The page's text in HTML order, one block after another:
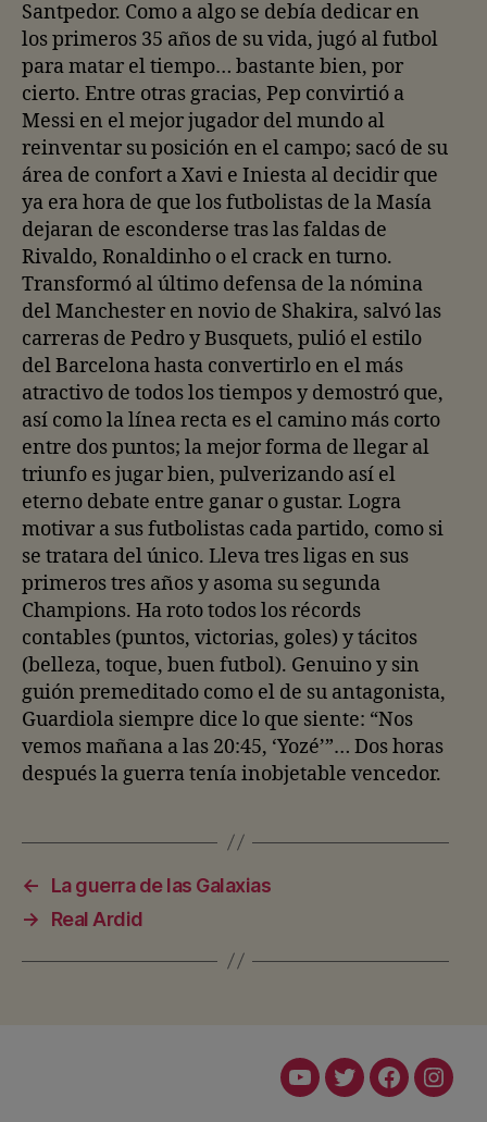
Santpedor. Como a algo se debía dedicar en
los primeros 35 años de su vida, jugó al futbol
para matar el tiempo… bastante bien, por
cierto. Entre otras gracias, Pep convirtió a
Messi en el mejor jugador del mundo al
reinventar su posición en el campo; sacó de su
área de confort a Xavi e Iniesta al decidir que
ya era hora de que los futbolistas de la Masía
dejaran de esconderse tras las faldas de
Rivaldo, Ronaldinho o el crack en turno.
Transformó al último defensa de la nómina
del Manchester en novio de Shakira, salvó las
carreras de Pedro y Busquets, pulió el estilo
del Barcelona hasta convertirlo en el más
atractivo de todos los tiempos y demostró que,
así como la línea recta es el camino más corto
entre dos puntos; la mejor forma de llegar al
triunfo es jugar bien, pulverizando así el
eterno debate entre ganar o gustar. Logra
motivar a sus futbolistas cada partido, como si
se tratara del único. Lleva tres ligas en sus
primeros tres años y asoma su segunda
Champions. Ha roto todos los récords
contables (puntos, victorias, goles) y tácitos
(belleza, toque, buen futbol). Genuino y sin
guión premeditado como el de su antagonista,
Guardiola siempre dice lo que siente: “Nos
vemos mañana a las 20:45, ‘Yozé’”… Dos horas
después la guerra tenía inobjetable vencedor.
←
La guerra de las Galaxias
→
Real Ardid
YoutubeTwitterFacebook